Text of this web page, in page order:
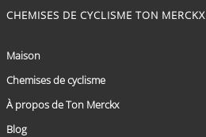
CHEMISES DE CYCLISME TON MERCKX
Maison
Chemises de cyclisme
À propos de Ton Merckx
Blog